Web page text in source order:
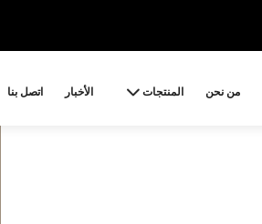
من نحن المنتجات الأخبار اتصل بنا